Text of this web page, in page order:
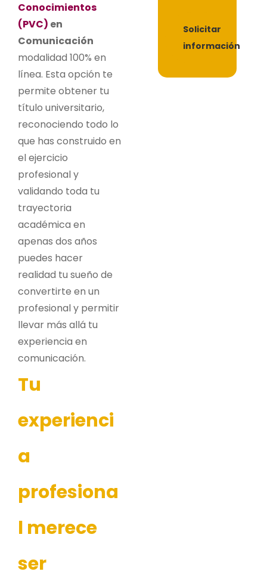
Conocimientos
(PVC) en
Comunicación
modalidad 100% en
línea. Esta opción te
permite obtener tu
título universitario,
reconociendo todo lo
que has construido en
el ejercicio
profesional y
validando toda tu
trayectoria
académica en
apenas dos años
puedes hacer
realidad tu sueño de
convertirte en un
profesional y permitir
llevar más allá tu
experiencia en
comunicación.
Tu
experienci
a
profesiona
l merece
ser
Solicitar
información